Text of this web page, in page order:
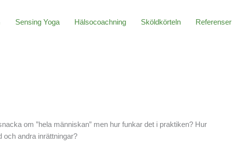
Sensing Yoga Hälsocoachning Sköldkörteln Referenser
om ”hela människan” men hur funkar det i praktiken? Hur
och andra inrättningar?